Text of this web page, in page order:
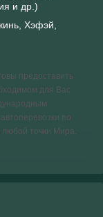
и др.)
Хэфэй,
предоставить
для Вас
по
любой точки Мира.